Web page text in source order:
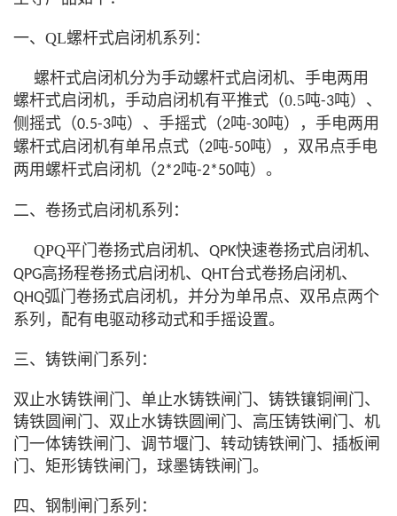
一、 QL螺杆式启闭机系列：
螺杆式启闭机分为手动螺杆式启闭机、 手电两用
螺杆式启闭机， 手动启闭机有平推式（0.5吨-3吨）、
侧摇式（0.5-3吨）、手摇式（2吨-30吨），手电两用
螺杆式启闭机有单吊点式（2吨-50吨），双吊点手电
两用螺杆式启闭机（2*2吨-2*50吨）。
二、卷扬式启闭机系列：
QPQ平门卷扬式启闭机、 QPK快速卷扬式启闭机、
QPG高扬程卷扬式启闭机、 QHT台式卷扬启闭机、
QHQ弧门卷扬式启闭机，并分为单吊点、双吊点两个
系列，配有电驱动移动式和手摇设置。
三、铸铁闸门系列：
双止水铸铁闸门、单止水铸铁闸门、铸铁镶铜闸门、
铸铁圆闸门、双止水铸铁圆闸门、高压铸铁闸门、机
门一体铸铁闸门、调节堰门、转动铸铁闸门、插板闸
门、矩形铸铁闸门，球墨铸铁闸门。
四、钢制闸门系列：